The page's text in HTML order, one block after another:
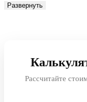
Развернуть
Рассчитайте